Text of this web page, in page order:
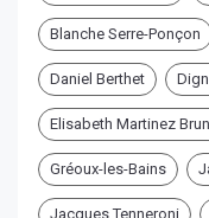
Blanche Serre-Ponçon
Daniel Berthet
Elisabeth Martinez
Gréoux-les-Bains
Jacques Tenneroni